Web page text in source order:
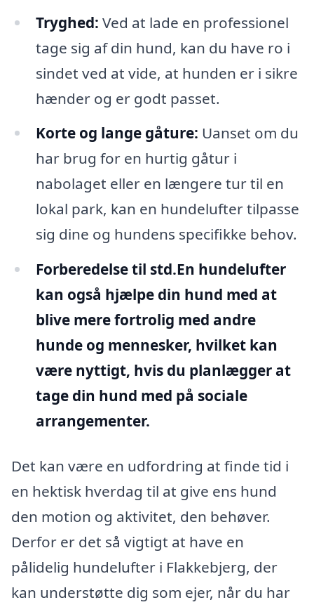
Tryghed: Ved at lade en professionel
tage sig af din hund, kan du have ro i
sindet ved at vide, at hunden er i sikre
hænder og er godt passet.
Korte og lange gåture: Uanset om du
har brug for en hurtig gåtur i
nabolaget eller en længere tur til en
lokal park, kan en hundelufter tilpasse
sig dine og hundens specifikke behov.
Forberedelse til std.En hundelufter
kan også hjælpe din hund med at
blive mere fortrolig med andre
hunde og mennesker, hvilket kan
være nyttigt, hvis du planlægger at
tage din hund med på sociale
arrangementer.
Det kan være en udfordring at finde tid i
en hektisk hverdag til at give ens hund
den motion og aktivitet, den behøver.
Derfor er det så vigtigt at have en
pålidelig hundelufter i Flakkebjerg, der
kan understøtte dig som ejer, når du har